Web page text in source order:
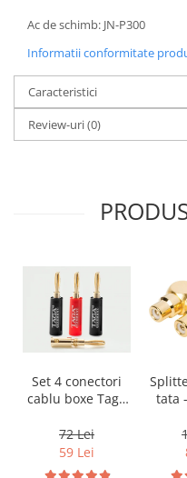
Ac de schimb: JN-P300
Informatii conformitate
Caracteristici
Review-uri(0)
Set 4 conectori
cablu boxe Taga
001 tip banana
72 Lei
59 Lei
tata